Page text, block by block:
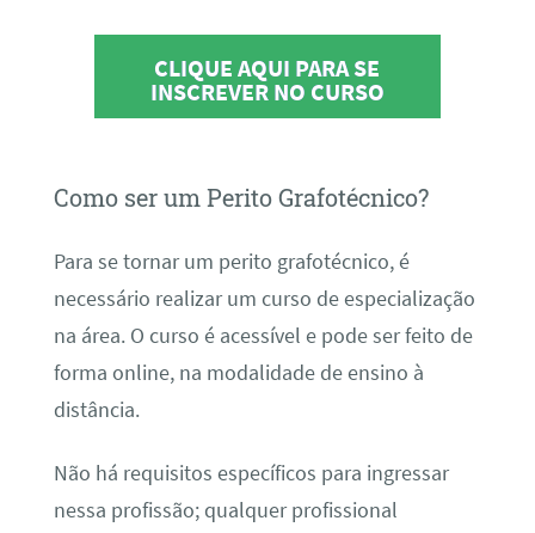
CLIQUE AQUI PARA SE
INSCREVER NO CURSO
Como ser um Perito Grafotécnico?
Para se tornar um perito grafotécnico, é
necessário realizar um curso de especialização
na área. O curso é acessível e pode ser feito de
forma online, na modalidade de ensino à
distância.
Não há requisitos específicos para ingressar
nessa profissão; qualquer profissional